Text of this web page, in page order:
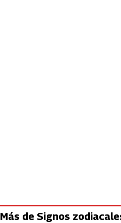
Más de Signos